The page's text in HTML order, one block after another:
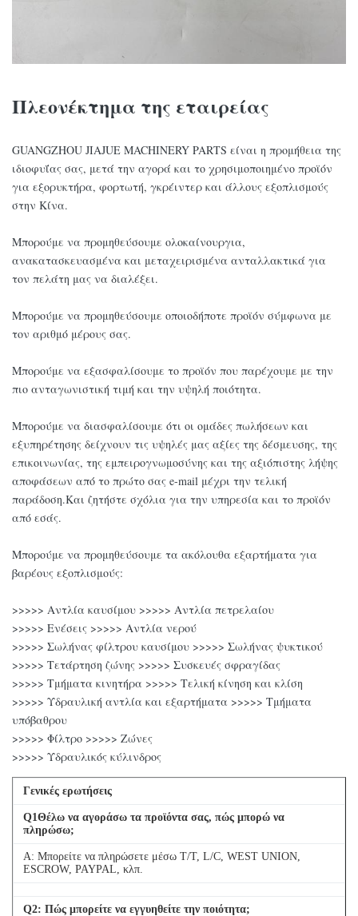
Πλεονέκτημα της εταιρείας
GUANGZHOU JIAJUE MACHINERY PARTS είναι η προμήθεια της
ιδιοφυΐας σας, μετά την αγορά και το χρησιμοποιημένο προϊόν
για εξορυκτήρα, φορτωτή, γκρέιντερ και άλλους εξοπλισμούς
στην Κίνα.
Μπορούμε να προμηθεύσουμε ολοκαίνουργια,
ανακατασκευασμένα και μεταχειρισμένα ανταλλακτικά για
τον πελάτη μας να διαλέξει.
Μπορούμε να προμηθεύσουμε οποιοδήποτε προϊόν σύμφωνα με
τον αριθμό μέρους σας.
Μπορούμε να εξασφαλίσουμε το προϊόν που παρέχουμε με την
πιο ανταγωνιστική τιμή και την υψηλή ποιότητα.
Μπορούμε να διασφαλίσουμε ότι οι ομάδες πωλήσεων και
εξυπηρέτησης δείχνουν τις υψηλές μας αξίες της δέσμευσης, της
επικοινωνίας, της εμπειρογνωμοσύνης και της αξιόπιστης λήψης
αποφάσεων από το πρώτο σας e-mail μέχρι την τελική
παράδοση.Και ζητήστε σχόλια για την υπηρεσία και το προϊόν
από εσάς.
Μπορούμε να προμηθεύσουμε τα ακόλουθα εξαρτήματα για
βαρέους εξοπλισμούς:
>>>>> Αντλία καυσίμου >>>>> Αντλία πετρελαίου
>>>>> Ενέσεις >>>>> Αντλία νερού
>>>>> Σωλήνας φίλτρου καυσίμου >>>>> Σωλήνας ψυκτικού
>>>>> Τετάρτηση ζώνης >>>>> Συσκευές σφραγίδας
>>>>> Τμήματα κινητήρα >>>>> Τελική κίνηση και κλίση
>>>>> Υδραυλική αντλία και εξαρτήματα >>>>> Τμήματα
υπόβαθρου
>>>>> Φίλτρο >>>>> Ζώνες
>>>>> Υδραυλικός κύλινδρος
Γενικές ερωτήσεις
Q1Θέλω να αγοράσω τα προϊόντα σας, πώς μπορώ να
πληρώσω;
Α: Μπορείτε να πληρώσετε μέσω T/T, L/C, WEST UNION,
ESCROW, PAYPAL, κλπ.
Q2: Πώς μπορείτε να εγγυηθείτε την ποιότητα;